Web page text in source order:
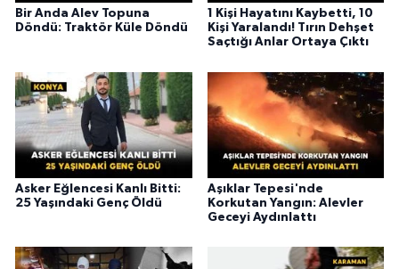
Bir Anda Alev Topuna
Döndü: Traktör Küle Döndü
1 Kişi Hayatını Kaybetti, 10
Kişi Yaralandı! Tırın Dehşet
Saçtığı Anlar Ortaya Çıktı
Asker Eğlencesi Kanlı Bitti:
25 Yaşındaki Genç Öldü
Aşıklar Tepesi'nde
Korkutan Yangın: Alevler
Geceyi Aydınlattı